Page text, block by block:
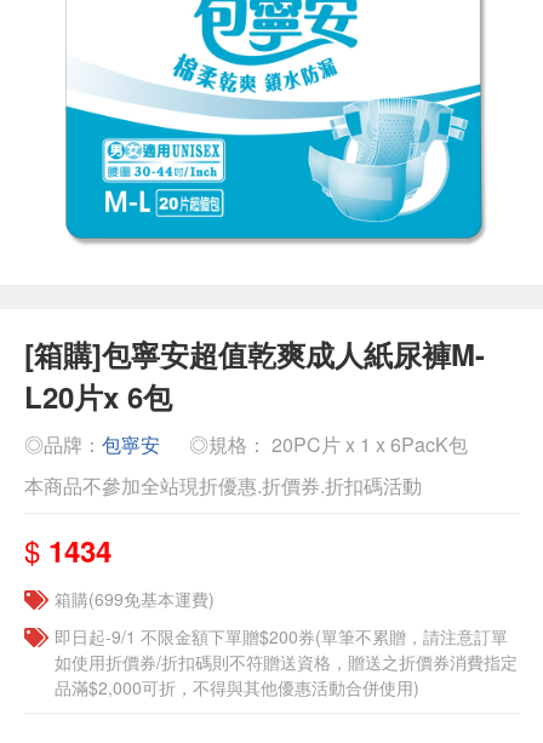
[箱購]包寧安超值乾爽成人紙尿褲M-
L20片x 6包
◎品牌： 包寧安
◎規格： 20PC片 x 1 x 6PacK包
本商品不參加全站現折優惠.折價券.折扣碼活動
$ 1434
箱購(699免基本運費)
即日起-9/1 不限金額下單贈$200券(單筆不累贈，請注意訂單
如使用折價券/折扣碼則不符贈送資格，贈送之折價券消費指定
品滿$2,000可折，不得與其他優惠活動合併使用)